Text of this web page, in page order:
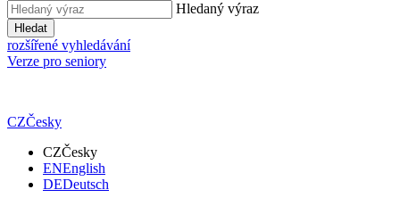
Hledaný výraz
Hledat
rozšířené vyhledávání
Verze pro seniory
CZČesky
CZČesky
ENEnglish
DEDeutsch